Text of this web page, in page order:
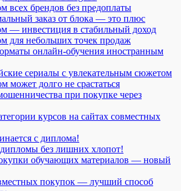
всех брендов без предоплаты
заказ от блока — это плюс
— инвестиция в стабильный доход
для небольших точек продаж
онлайн-обучения иностранным
сериалы с увлекательным сюжетом
может долго не срастаться
при покупке через
курсов на сайтах совместных
с диплома!
без лишних хлопот!
обучающих материалов — новый
покупок — лучший способ